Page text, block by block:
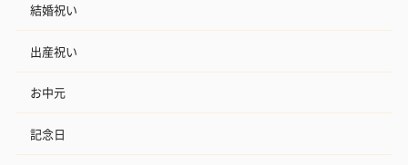
結婚祝い
出産祝い
お中元
記念日